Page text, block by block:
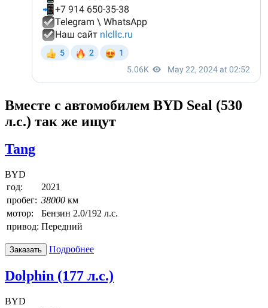
Вместе с автомобилем BYD Seal (530
л.с.) так же ищут
Tang
BYD
год:
2021
пробег: 38000 км
мотор:
Бензин 2.0/192 л.с.
привод: Передний
Заказать Подробнее
Dolphin (177 л.с.)
BYD